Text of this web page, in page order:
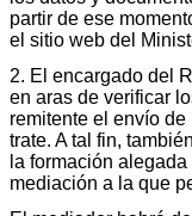
partir de ese
el sitio web del
2. El encargado del
en aras de verificar
remitente el envío
trate. A tal fin,
la formación
mediación a la que